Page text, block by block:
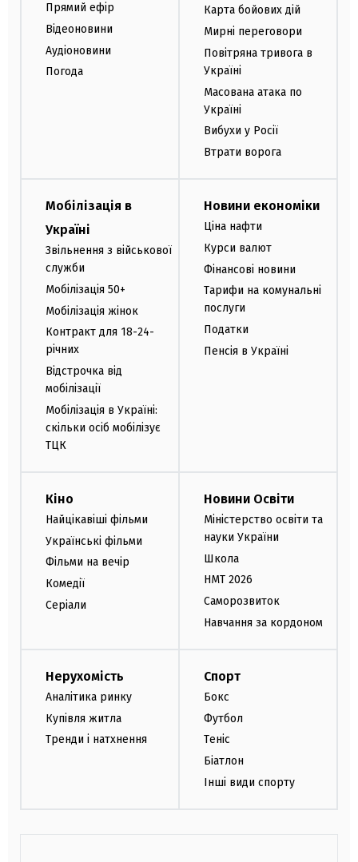
Прямий ефір
Відеоновини
Аудіоновини
Погода
Карта бойових дій
Мирні переговори
Повітряна тривога в
Україні
Масована атака по
Україні
Вибухи у Росії
Втрати ворога
Мобілізація в
Україні
Звільнення з військової
служби
Мобілізація 50+
Мобілізація жінок
Контракт для 18-24-
річних
Відстрочка від
мобілізації
Мобілізація в Україні:
скільки осіб мобілізує
ТЦК
Новини економіки
Ціна нафти
Курси валют
Фінансові новини
Тарифи на комунальні
послуги
Податки
Пенсія в Україні
Кіно
Найцікавіші фільми
Українські фільми
Фільми на вечір
Комедії
Серіали
Новини Освіти
Міністерство освіти та
науки України
Школа
НМТ 2026
Саморозвиток
Навчання за кордоном
Нерухомість
Аналітика ринку
Купівля житла
Тренди і натхнення
Спорт
Бокс
Футбол
Теніс
Біатлон
Інші види спорту